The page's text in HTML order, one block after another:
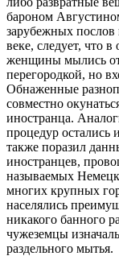
бароном
зарубежных
веке, следует, что
женщины мылись
перегородкой, но
Обнаженные
совместно
иностранца.
процедур остались
также поразил
иностранцев,
называемых
многих крупных
населялись
никакого банного
чужеземцы
раздельного мытья.